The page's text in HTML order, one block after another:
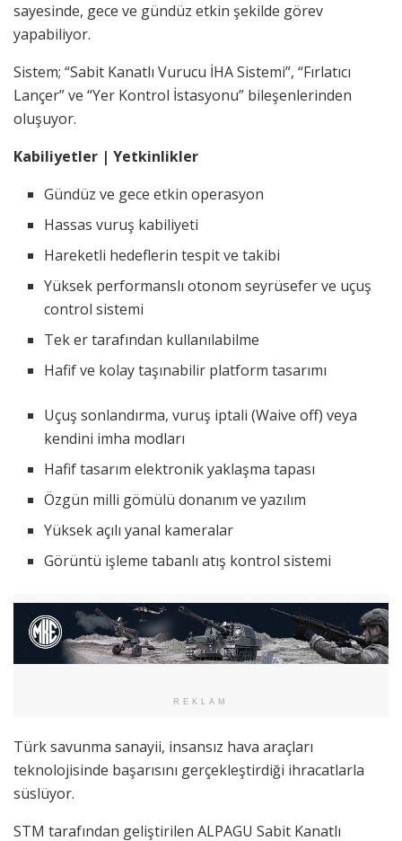
sayesinde, gece ve gündüz etkin şekilde görev
yapabiliyor.
Sistem; “Sabit Kanatlı Vurucu İHA Sistemi”, “Fırlatıcı
Lançer” ve “Yer Kontrol İstasyonu” bileşenlerinden
oluşuyor.
Kabiliyetler | Yetkinlikler
Gündüz ve gece etkin operasyon
Hassas vuruş kabiliyeti
Hareketli hedeflerin tespit ve takibi
Yüksek performanslı otonom seyrüsefer ve uçuş
control sistemi
Tek er tarafından kullanılabilme
Hafif ve kolay taşınabilir platform tasarımı
Uçuş sonlandırma, vuruş iptali (Waive off) veya
kendini imha modları
Hafif tasarım elektronik yaklaşma tapası
Özgün milli gömülü donanım ve yazılım
Yüksek açılı yanal kameralar
Görüntü işleme tabanlı atış kontrol sistemi
REKLAM
Türk savunma sanayii, insansız hava araçları
teknolojisinde başarısını gerçekleştirdiği ihracatlarla
süslüyor.
STM tarafından geliştirilen ALPAGU Sabit Kanatlı